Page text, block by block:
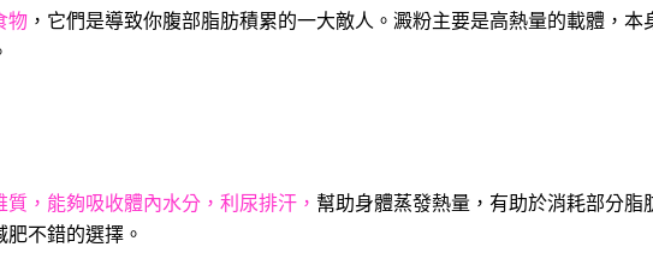
物 ，它們是導致你腹部脂肪積累的一大敵人。澱粉主要是高熱量的載體，
，能夠吸收體內水分，利尿排汗， 幫助身體蒸發熱量，有助於消耗部分
不錯的選擇。